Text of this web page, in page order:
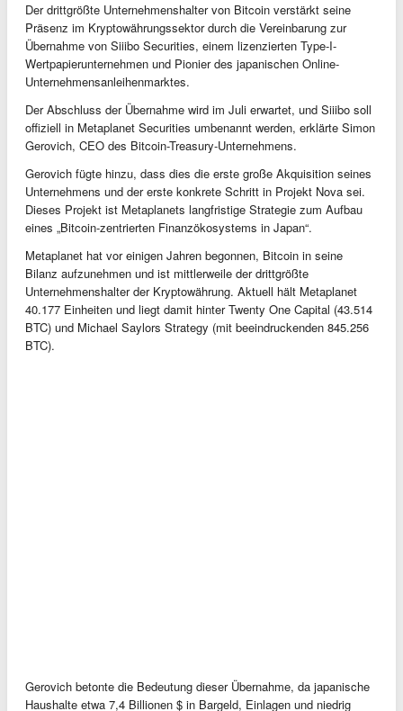
Der drittgrößte Unternehmenshalter von Bitcoin verstärkt seine
Präsenz im Kryptowährungssektor durch die Vereinbarung zur
Übernahme von Siiibo Securities, einem lizenzierten Type-I-
Wertpapierunternehmen und Pionier des japanischen Online-
Unternehmensanleihenmarktes.
Der Abschluss der Übernahme wird im Juli erwartet, und Siiibo soll
offiziell in Metaplanet Securities umbenannt werden, erklärte Simon
Gerovich, CEO des Bitcoin-Treasury-Unternehmens.
Gerovich fügte hinzu, dass dies die erste große Akquisition seines
Unternehmens und der erste konkrete Schritt in Projekt Nova sei.
Dieses Projekt ist Metaplanets langfristige Strategie zum Aufbau
eines „Bitcoin-zentrierten Finanzökosystems in Japan“.
Metaplanet hat vor einigen Jahren begonnen, Bitcoin in seine
Bilanz aufzunehmen und ist mittlerweile der drittgrößte
Unternehmenshalter der Kryptowährung. Aktuell hält Metaplanet
40.177 Einheiten und liegt damit hinter Twenty One Capital (43.514
BTC) und Michael Saylors Strategy (mit beeindruckenden 845.256
BTC).
Gerovich betonte die Bedeutung dieser Übernahme, da japanische
Haushalte etwa 7,4 Billionen $ in Bargeld, Einlagen und niedrig